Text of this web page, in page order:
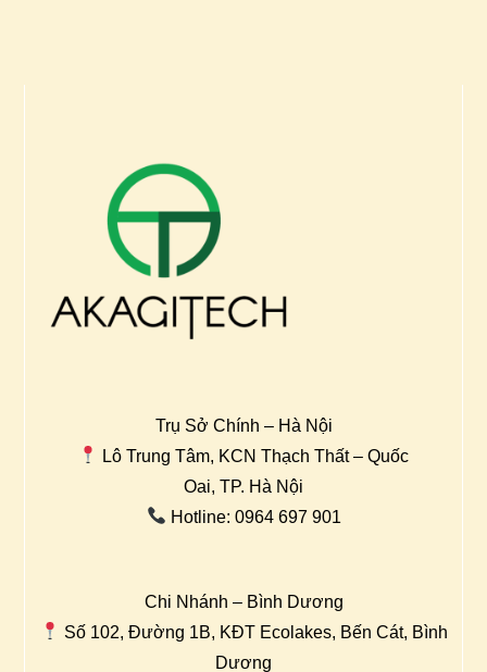
Trụ Sở Chính – Hà Nội
Lô Trung Tâm, KCN Thạch Thất – Quốc
Oai, TP. Hà Nội
Hotline: 0964 697 901
Chi Nhánh – Bình Dương
Số 102, Đường 1B, KĐT Ecolakes, Bến Cát, Bình
Dương